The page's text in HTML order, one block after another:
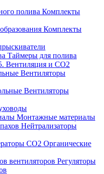
Комплекты
Комплекты
Таймеры для полива
Вентиляция и CO2
Вентиляторы
Вентиляторы
Монтажные материалы
Нейтрализаторы
Органические
Регуляторы